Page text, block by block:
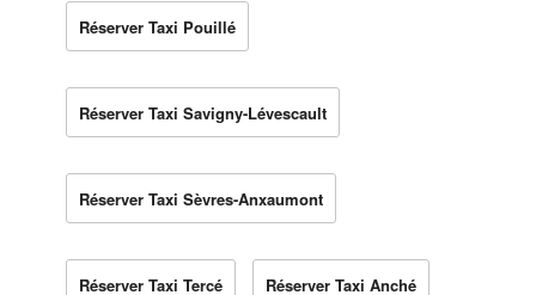
Réserver Taxi Pouillé
Réserver Taxi Savigny-Lévescault
Réserver Taxi Sèvres-Anxaumont
Réserver Taxi Tercé Réserver Taxi Anché